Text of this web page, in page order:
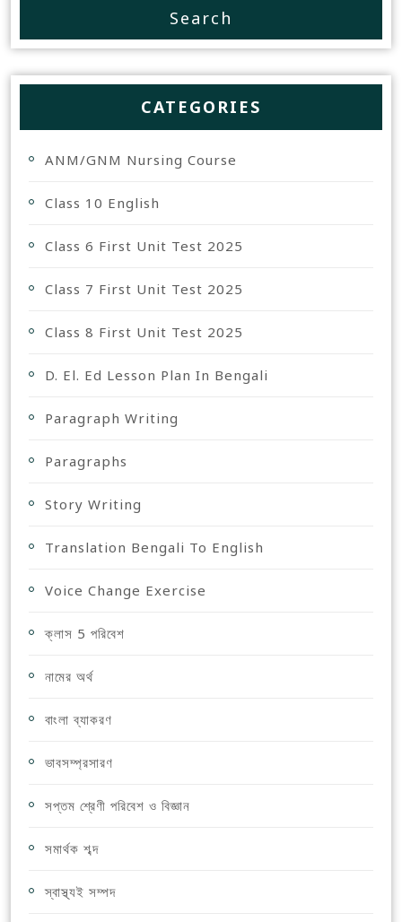
CATEGORIES
ANM/GNM Nursing Course
Class 10 English
Class 6 First Unit Test 2025
Class 7 First Unit Test 2025
Class 8 First Unit Test 2025
D. El. Ed Lesson Plan In Bengali
Paragraph Writing
Paragraphs
Story Writing
Translation Bengali To English
Voice Change Exercise
ক্লাস 5 পরিবেশ
নামের অর্থ
বাংলা ব্যাকরণ
ভাবসম্প্রসারণ
সপ্তম শ্রেণী পরিবেশ ও বিজ্ঞান
সমার্থক শব্দ
স্বাস্থ্যই সম্পদ